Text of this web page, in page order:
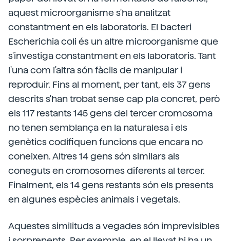
aquest microorganisme s'ha analitzat
constantment en els laboratoris. El bacteri
Escherichia coli és un altre microorganisme que
s'investiga constantment en els laboratoris. Tant
l'una com l'altra són fàcils de manipular i
reproduir. Fins al moment, per tant, els 37 gens
descrits s'han trobat sense cap pla concret, però
els 117 restants 145 gens del tercer cromosoma
no tenen semblança en la naturalesa i els
genètics codifiquen funcions que encara no
coneixen. Altres 14 gens són similars als
coneguts en cromosomes diferents al tercer.
Finalment, els 14 gens restants són els presents
en algunes espècies animals i vegetals.
Aquestes similituds a vegades són imprevisibles